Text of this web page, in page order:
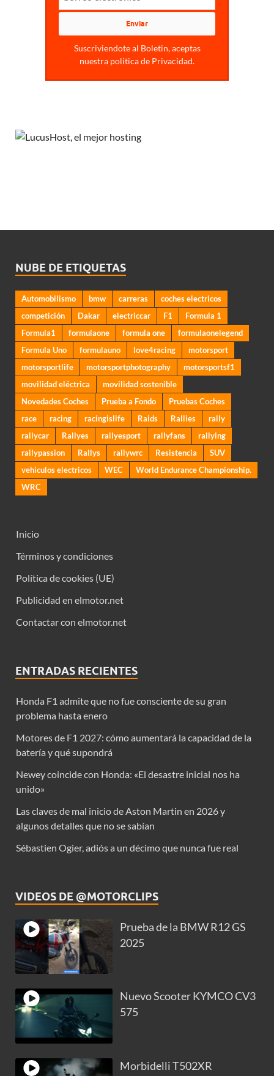
Suscriviendote al Boletin, aceptas
nuestra politica de Privacidad.
NUBE DE ETIQUETAS
Automobilismo bmw carreras
coches electricos
competición
Dakar electriccar F1
Formula 1
Formula1
formulaone formula one
formulaonelegend
Formula Uno
formulauno love4racing
motorsport
motorsportlife
motorsportphotography
motorsportsf1
movilidad eléctrica
movilidad sostenible
Novedades Coches
Prueba a Fondo
Pruebas Coches
race
racing racingislife Raids Rallies
rally
rallycar
Rallyes rallyesport rallyfans
rallying
rallypassion
Rallys rallywrc Resistencia
SUV
vehiculos electricos
WEC
World Endurance Championship.
WRC
Inicio
Términos y condiciones
Política de cookies (UE)
Publicidad en elmotor.net
Contactar con elmotor.net
ENTRADAS RECIENTES
Honda F1 admite que no fue consciente de su gran
problema hasta enero
Motores de F1 2027: cómo aumentará la capacidad de la
batería y qué supondrá
Newey coincide con Honda: «El desastre inicial nos ha
unido»
Las claves de mal inicio de Aston Martin en 2026 y
algunos detalles que no se sabían
Sébastien Ogier, adiós a un décimo que nunca fue real
VIDEOS DE @MOTORCLIPS
Prueba de la BMW R12 GS
2025
Nuevo Scooter KYMCO CV3
575
Morbidelli T502XR